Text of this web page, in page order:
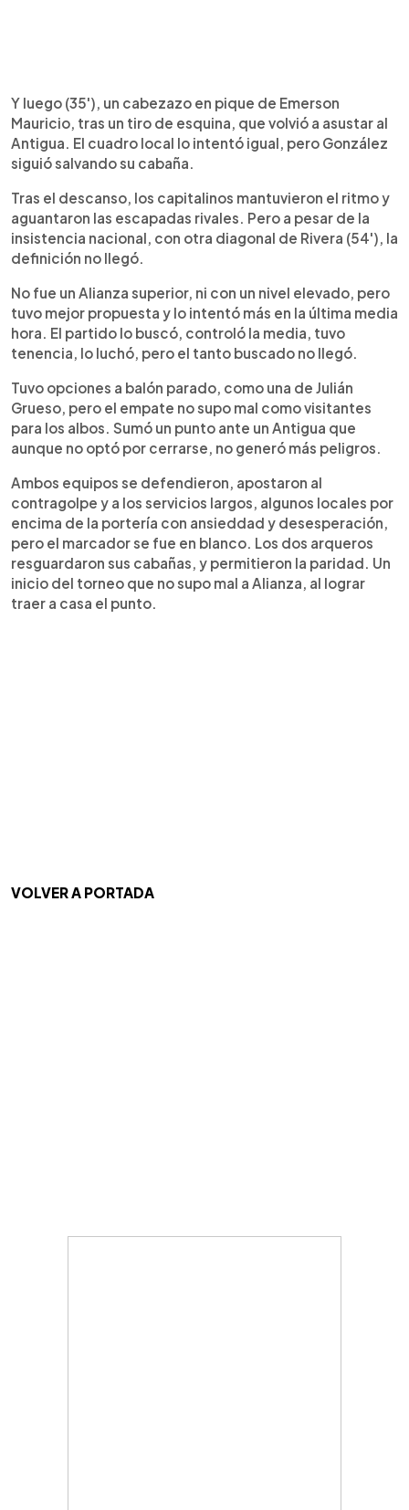
Y luego (35'), un cabezazo en pique de Emerson
Mauricio, tras un tiro de esquina, que volvió a asustar al
Antigua. El cuadro local lo intentó igual, pero González
siguió salvando su cabaña.
Tras el descanso, los capitalinos mantuvieron el ritmo y
aguantaron las escapadas rivales. Pero a pesar de la
insistencia nacional, con otra diagonal de Rivera (54'), la
definición no llegó.
No fue un Alianza superior, ni con un nivel elevado, pero
tuvo mejor propuesta y lo intentó más en la última media
hora. El partido lo buscó, controló la media, tuvo
tenencia, lo luchó, pero el tanto buscado no llegó.
Tuvo opciones a balón parado, como una de Julián
Grueso, pero el empate no supo mal como visitantes
para los albos. Sumó un punto ante un Antigua que
aunque no optó por cerrarse, no generó más peligros.
Ambos equipos se defendieron, apostaron al
contragolpe y a los servicios largos, algunos locales por
encima de la portería con ansieddad y desesperación,
pero el marcador se fue en blanco. Los dos arqueros
resguardaron sus cabañas, y permitieron la paridad. Un
inicio del torneo que no supo mal a Alianza, al lograr
traer a casa el punto.
VOLVER A PORTADA